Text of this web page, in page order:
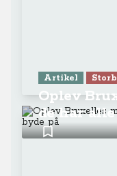
Artikel
Oplev
de har